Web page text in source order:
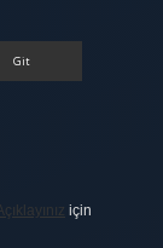
için